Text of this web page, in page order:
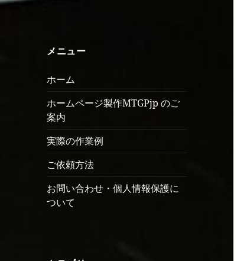
メニュー
ホーム
ホームページ製作MTGPjp のご
案内
実際の作業例
ご依頼方法
お問い合わせ・個人情報保護に
ついて